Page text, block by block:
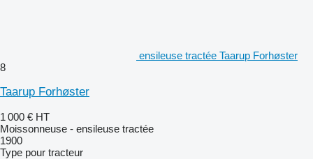
ensileuse tractée Taarup Forhøster
8
Taarup Forhøster
1 000 € HT
Moissonneuse - ensileuse tractée
1900
Type pour tracteur